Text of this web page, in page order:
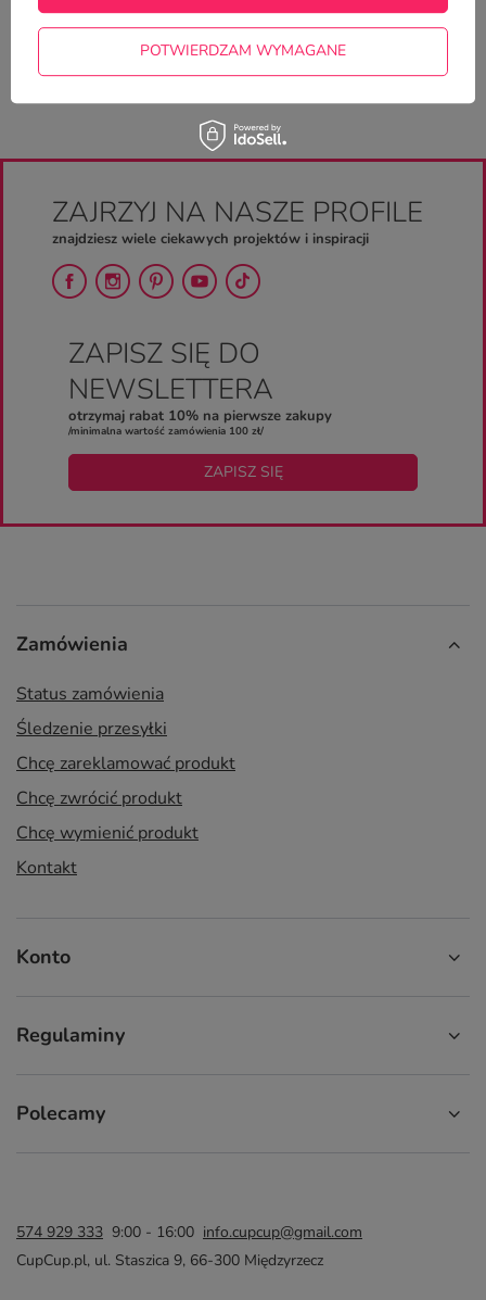
22,50 zł
ZAJRZYJ NA NASZE PROFILE
znajdziesz wiele ciekawych projektów i inspiracji
ZAPISZ SIĘ DO
NEWSLETTERA
otrzymaj rabat 10% na pierwsze zakupy
/minimalna wartość zamówienia 100 zł/
ZAPISZ SIĘ
Zamówienia
Status zamówienia
Śledzenie przesyłki
Chcę zareklamować produkt
Chcę zwrócić produkt
Chcę wymienić produkt
Kontakt
Konto
Regulaminy
Polecamy
574 929 333 9:00 - 16:00 info.cupcup@gmail.com
CupCup.pl, ul. Staszica 9, 66-300 Międzyrzecz
POTWIERDZAM WYMAGANE